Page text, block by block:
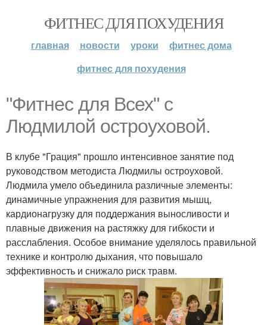
ФИТНЕС ДЛЯ ПОХУДЕНИЯ
главная новости уроки
фитнес дома
фитнес для похудения
"Фитнес для Всех" с
Людмилой остроуховой.
В клубе "Грация" прошло интенсивное занятие под
руководством методиста Людмилы остроуховой.
Людмила умело объединила различные элементы:
динамичные упражнения для развития мышц,
кардионагрузку для поддержания выносливости и
плавные движения на растяжку для гибкости и
расслабления. Особое внимание уделялось правильной
технике и контролю дыхания, что повышало
эффективность и снижало риск травм.